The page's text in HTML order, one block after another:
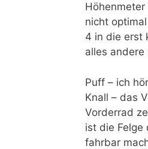
nicht
4 in die erst
alles andere
Puff – ich
Knall – das
Vorderrad
ist die Felge
fahrbar